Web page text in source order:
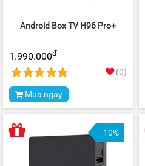
Android Box TV H96 Pro+
1.990.000đ
(0)
Mua ngay
-10%